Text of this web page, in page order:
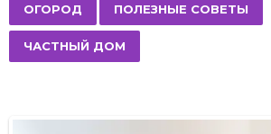
a
g
a
ОГОРОД ПОЛЕЗНЫЕ СОВЕТЫ
ЧАСТНЫЙ ДОМ